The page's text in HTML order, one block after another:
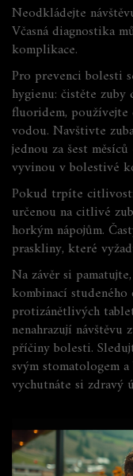
Neodkládejte
Včasná diagnostika
komplikace.
Pro prevenci bolesti
hygienu: čistěte zuby
fluoridem,
vodou. Navštivte
jednou za šest
vyvinou v bolestivé
Pokud trpíte
určenou na citlivé
horkým nápojům.
praskliny, které
Na závěr si
kombinací
protizánětlivých
nenahrazují návštěvu
příčiny bolesti.
svým stomatologem
vychutnáte si zdravý